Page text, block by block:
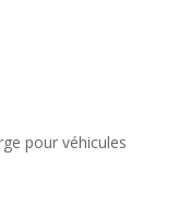
pour véhicules